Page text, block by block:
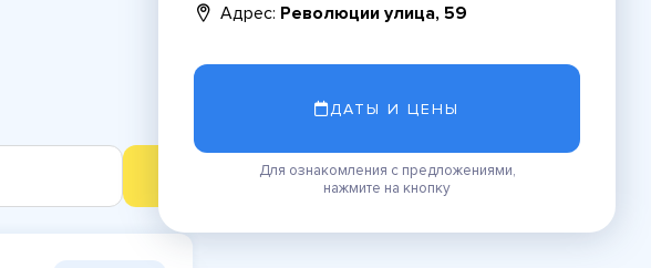
Адрес: Революции улица, 59
ДАТЫ И ЦЕНЫ
Для ознакомления с предложениями,
нажмите на кнопку